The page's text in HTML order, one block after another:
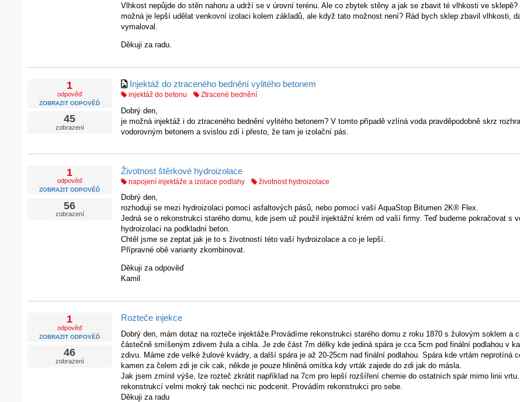
Vlhkost nepůjde do stěn nahoru a udrží se v úrovní terénu. Ale co zbytek stěny a jak se zbavit té vlhkosti ve
možná je lepší udělat venkovní izolaci kolem základů, ale když tato možnost není? Rád bych sklep zbavil vlhkosti,
vymaloval.
Děkuji za radu.
1
odpověď
ZOBRAZIT ODPOVĚĎ
45
zobrazení
Injektáž do ztraceného bednění vylitého betonem
injektáž do betonu Ztracené bednění
Dobrý den,
je možná injektáž i do ztraceného bednění vylitého betonem? V tomto případě vzlíná voda pravděpodobně skrz
vodorovným betonem a svislou zdí i přesto, že tam je izolační pás.
1
odpověď
ZOBRAZIT ODPOVĚĎ
56
zobrazení
Životnost štěrkové hydroizolace
napojení injektáže a izolace podlahy životnost hydroizolace
Dobrý den,
rozhoduji se mezi hydroizolaci pomocí asfaltových pásů, nebo pomocí vaší AquaStop Bitumen 2K® Flex.
Jedná se o rekonstrukci starého domu, kde jsem už použil injektážní krém od vaší firmy. Teď budeme pokračovat s
hydroizolaci na podkladní beton.
Chtěl jsme se zeptat jak je to s životností této vaší hydroizolace a co je lepší.
Přípravné obě varianty zkombinovat.
Děkuji za odpověď
Kamil
1
odpověď
ZOBRAZIT ODPOVĚĎ
46
zobrazení
Rozteče injekce
Dobrý den, mám dotaz na rozteče injektáže.Provádíme rekonstrukci starého domu z roku 1870 s žulovým soklem a
částečně smíšeným zdivem žula a cihla. Je zde část 7m délky kde jediná spára je cca 5cm pod finální podlahou v
zdivu. Máme zde velké žulové kvádry, a další spára je až 20-25cm nad finální podlahou. Spára kde vrtám neprotíná
kamen za čelem zdi je cik cak, někde je pouze hliněná omítka kdy vrták zajede do zdi jak do másla.
Jak jsem zmínil výše, lze rozteč zkrátit například na 7cm pro lepší rozšíření chemie do ostatních spár mimo linii
rekonstrukcí velmi mokrý tak nechci nic podcenit. Provádím rekonstrukci pro sebe.
Děkuji za radu